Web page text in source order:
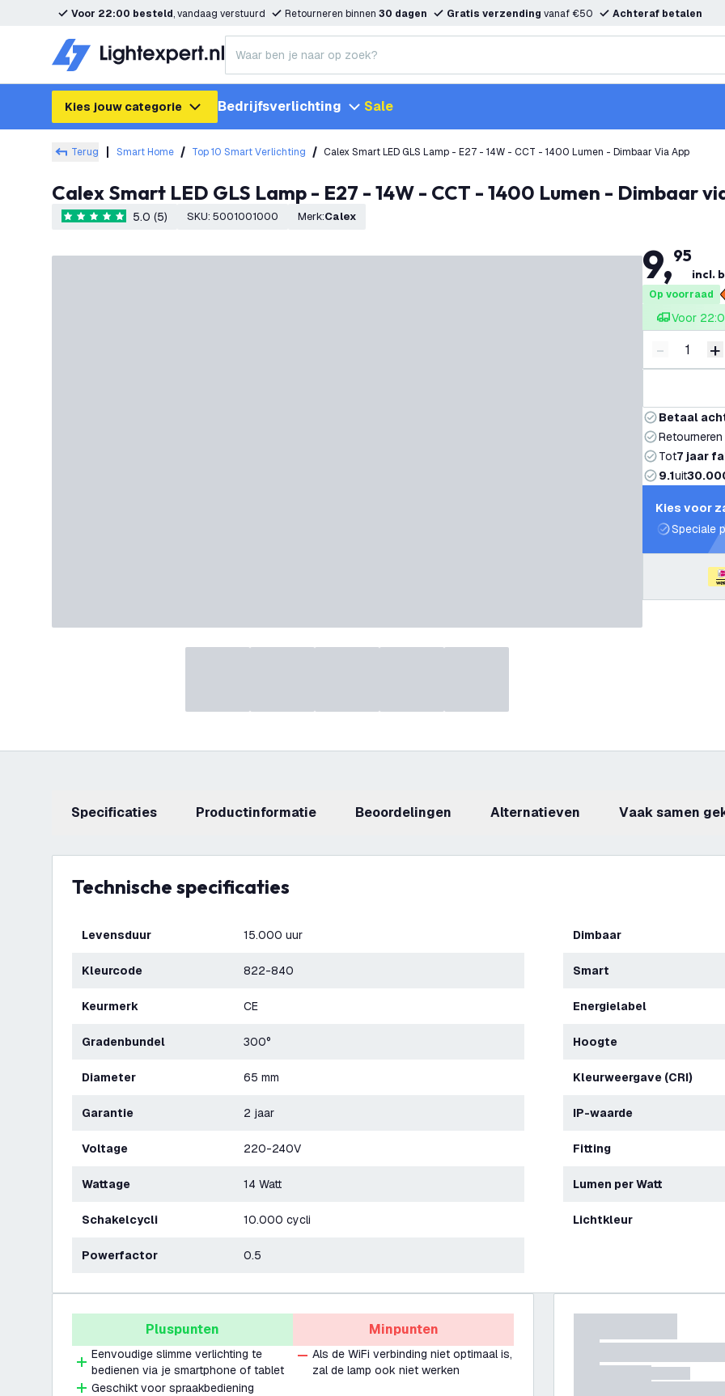
Voor 22:00 besteld, vandaag verstuurd Retourneren binnen 30 dagen Gratis verzending vanaf €50 Achteraf betalen
Kies jouw categorie Bedrijfsverlichting Sale
Terug Smart Home Top 10 Smart Verlichting Calex Smart LED GLS Lamp - E27 - 14W - CCT - 1400 Lumen - Dimbaar Via App
Calex Smart LED GLS Lamp - E27 - 14W - CCT - 1400 Lumen - Dimbaar
5 score sterren5.0 (5) SKU: 5001001000 Merk: Calex
9,95
incl.
Op voorraad
Voor
Verminder
- +
Betaal
Tot7 jaar
9.1uit
Kies voor
Speciale
Specificaties productinformatie beoordelingen Alternatieven Vaak samen
Technische specificaties
Levensduur 15.000 uur
Kleurcode 822-840
Keurmerk CE
Gradenbundel 300°
Diameter 65 mm
Garantie 2 jaar
Voltage 220-240V
Wattage 14 Watt
Schakelcycli 10.000 cycli
Powerfactor 0.5
Dimbaar
Smart
Energielabel
Hoogte
Kleurweergave (CRI)
IP-waarde
Fitting
Lumen per Watt
Lichtkleur
Pluspunten
Eenvoudige slimme verlichting te
bedienen via je smartphone of tablet
Geschikt voor spraakbediening
Minpunten
Als de WiFi verbinding niet optimaal is,
zal de lamp ook niet werken